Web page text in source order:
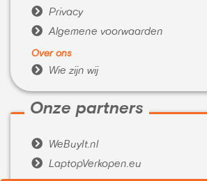
 Privacy
 Algemene voorwaarden
Over ons
 Wie zijn wij
Onze partners
 WeBuyIt.nl
 LaptopVerkopen.eu